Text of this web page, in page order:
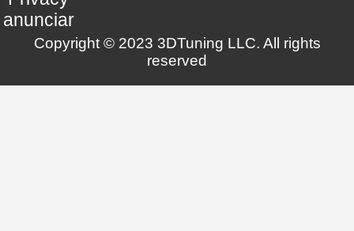
anunciar
Copyright © 2023 3DTuning LLC. All rights
reserved